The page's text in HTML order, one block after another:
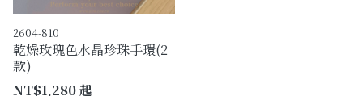
2604-810
乾燥玫瑰色水晶珍珠手環(2
款)
NT$1,280 起